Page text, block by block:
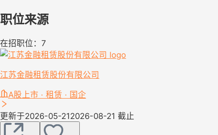
职位来源
在招职位：7
江苏金融租赁股份有限公司
A股上市 · 租赁 · 国企
更新于2026-05-212026-08-21 截止